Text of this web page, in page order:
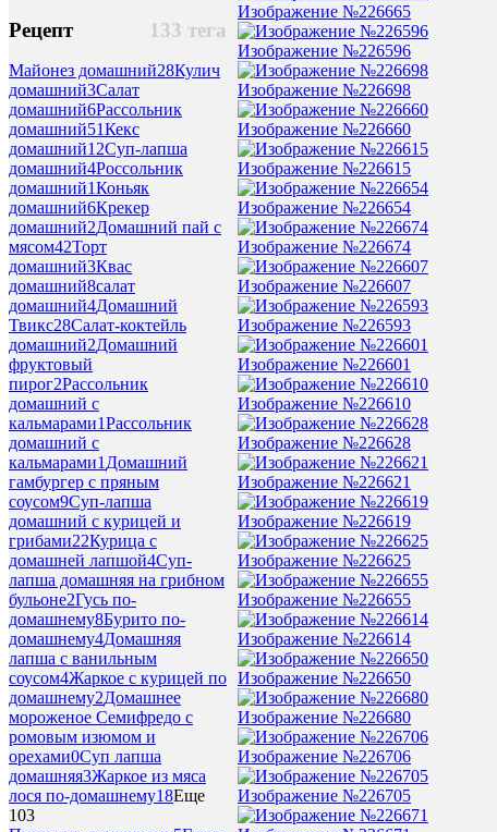
133 тега
Рецепт
Майонез домашний28Кулич
домашний3Салат
домашний6Рассольник
домашний51Кекс
домашний12Суп-лапша
домашний4Россольник
домашний1Коньяк
домашний6Крекер
домашний2Домашний пай с
мясом42Торт
домашний3Квас
домашний8салат
домашний4Домашний
Твикс28Салат-коктейль
домашний2Домашний
фруктовый
пирог2Рассольник
домашний с
кальмарами1Рассольник
домашний с
кальмарами1 Домашний
гамбургер с пряным
соусом9Суп-лапша
домашний с курицей и
грибами22Курица с
домашней лапшой4Суп-
лапша домашняя на грибном
бульоне2Гусь по-
домашнему8Бурито по-
домашнему4Домашняя
лапша с ванильным
соусом4Жаркое с курицей по
домашнему2Домашнее
мороженое Семифредо с
ромовым изюмом и
орехами0Суп лапша
домашняя3Жаркое из мяса
лося по-домашнему18Еще
103
Изображение №226665
Изображение №226596
Изображение №226698
Изображение №226660
Изображение №226615
Изображение №226654
Изображение №226674
Изображение №226607
Изображение №226593
Изображение №226601
Изображение №226610
Изображение №226628
Изображение №226621
Изображение №226619
Изображение №226625
Изображение №226655
Изображение №226614
Изображение №226650
Изображение №226680
Изображение №226706
Изображение №226705